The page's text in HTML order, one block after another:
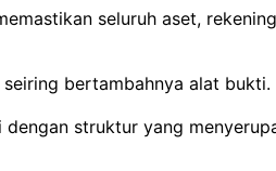
seluruh aset,
bertambahnya alat bukti.
struktur yang